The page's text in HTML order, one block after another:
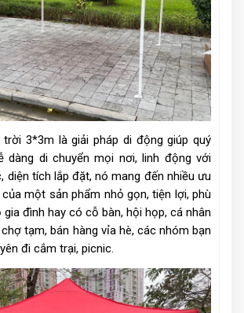
trời 3*3m là giải pháp di động giúp quý
dàng di chuyển mọi nơi, linh động với
diện tích lắp đặt, nó mang đến nhiều ưu
một sản phẩm nhỏ gọn, tiện lợi, phù
đình hay có cỗ bàn, hội họp, cá nhân
tạm, bán hàng vỉa hè, các nhóm bạn
đi cắm trại, picnic.